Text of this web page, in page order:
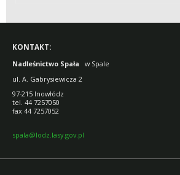
KONTAKT:
Nadleśnictwo Spała
w Spale
ul. A. Gabrysiewicza 2
97-215 Inowłódz
tel. 44 7257050
fax 44 7257052
spala@lodz.lasy.gov.pl